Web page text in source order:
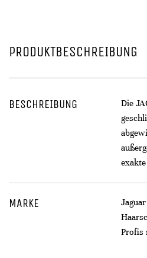
PRODUKTBESCHREIBUNG
BESCHREIBUNG
Die
MARKE
Profis